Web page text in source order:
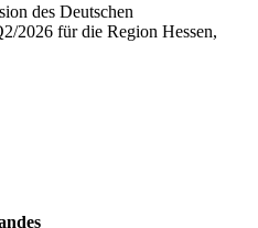
des Deutschen
2026 für die Region Hessen,